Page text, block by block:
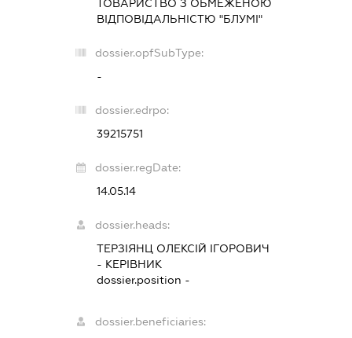
ТОВАРИСТВО З ОБМЕЖЕНОЮ
ВІДПОВІДАЛЬНІСТЮ "БЛУМІ"
dossier.opfSubType:
-
dossier.edrpo:
39215751
dossier.regDate:
14.05.14
dossier.heads:
ТЕРЗІЯНЦ ОЛЕКСІЙ ІГОРОВИЧ
- КЕРІВНИК
dossier.position -
dossier.beneficiaries: